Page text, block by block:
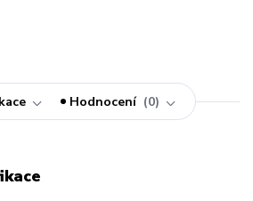
Hodnocení 0